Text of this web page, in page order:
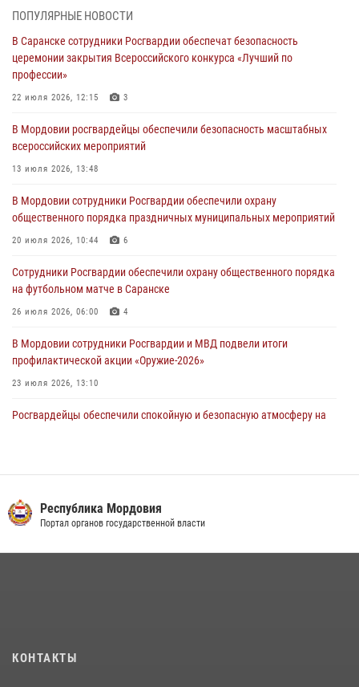
участие в празднествах, посвящённых 25-летию канонизации
Фёдора Ушакова
06 августа 2026, 08:14
повредившего имущество в кафе
06 августа 2026, 07:03
незамедлительно
05 августа 2026, 15:04
подозреваемого в причинении телесных повреждений супруге
05 августа 2026, 12:34
ПОПУЛЯРНЫЕ НОВОСТИ
В Саранске сотрудники Росгвардии обеспечат безопасность
церемонии закрытия Всероссийского конкурса «Лучший по
профессии»
22 июля 2026, 12:15 3
В Мордовии росгвардейцы обеспечили безопасность масштабных
всероссийских мероприятий
13 июля 2026, 13:48
В Мордовии сотрудники Росгвардии обеспечили охрану
общественного порядка праздничных муниципальных мероприятий
20 июля 2026, 10:44 6
Сотрудники Росгвардии обеспечили охрану общественного порядка
на футбольном матче в Саранске
26 июля 2026, 06:00 4
В Мордовии сотрудники Росгвардии и МВД подвели итоги
профилактической акции «Оружие‑2026»
23 июля 2026, 13:10
Росгвардейцы обеспечили спокойную и безопасную атмосферу на
обеспечили безопасность на футбольных мероприятиях: от
регионального турнира до Суперкубка России
содействии сотрудников Росгвардии
Республика Мордовия
Портал органов государственной власти
КОНТАКТЫ